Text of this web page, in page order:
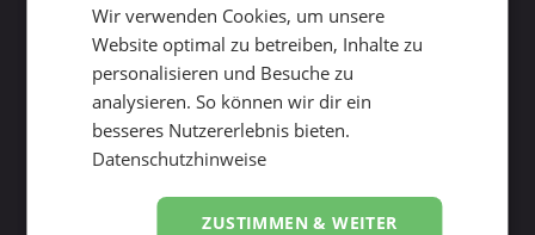
bis
Wir verwenden Cookies, um unsere
Website optimal zu betreiben, Inhalte zu
personalisieren und Besuche zu
analysieren. So können wir dir ein
besseres Nutzererlebnis bieten.
Datenschutzhinweise
ZUSTIMMEN & WEITER